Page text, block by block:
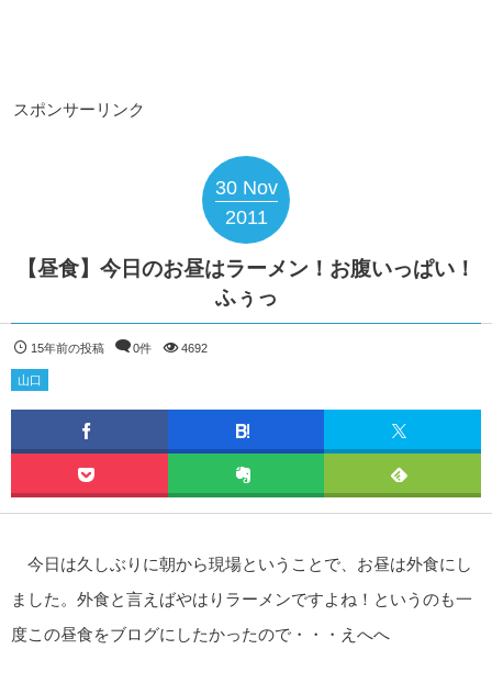
スポンサーリンク
30 Nov
2011
【昼食】今日のお昼はラーメン！お腹いっぱい！
ふぅっ
15年前の投稿 0件 4692
山口
今日は久しぶりに朝から現場ということで、お昼は外食にし
ました。外食と言えばやはりラーメンですよね！というのも一
度この昼食をブログにしたかったので・・・えへへ